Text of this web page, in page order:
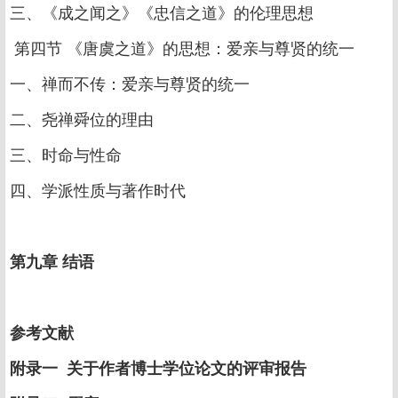
三、《成之闻之》《忠信之道》的伦理思想
第四节 《唐虞之道》的思想：爱亲与尊贤的统一
一、禅而不传：爱亲与尊贤的统一
二、尧禅舜位的理由
三、时命与性命
四、学派性质与著作时代
第九章 结语
参考文献
附录一 关于作者博士学位论文的评审报告